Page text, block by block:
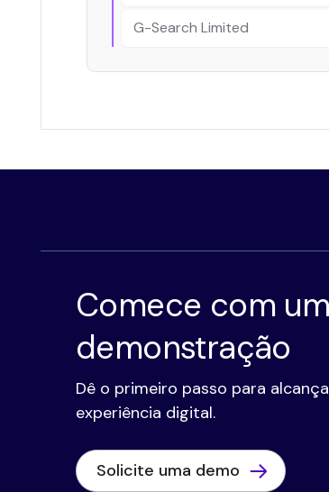
G-Search Limited
Comece com
demonstração
Dê o primeiro passo para
experiência digital.
Solicite uma demo